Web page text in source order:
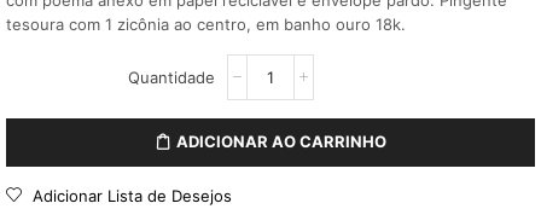
tesoura com 1 zicônia ao centro, em banho ouro 18k.
ADICIONAR AO CARRINHO
Adicionar Lista de Desejos